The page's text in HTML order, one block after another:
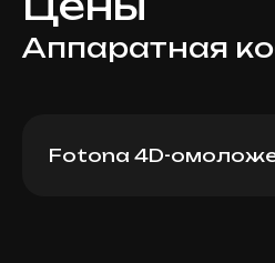
Аппаратная
Fotona 4D-